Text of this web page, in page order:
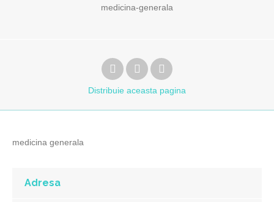
medicina-generala
Distribuie aceasta pagina
medicina generala
Adresa